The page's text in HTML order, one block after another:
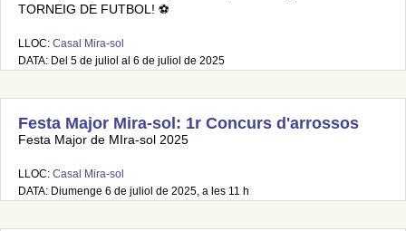
TORNEIG DE FUTBOL! ⚽
LLOC: Casal Mira-sol
DATA: Del 5 de juliol al 6 de juliol de 2025
Festa Major Mira-sol: 1r Concurs d'arrossos
Festa Major de MIra-sol 2025
LLOC: Casal Mira-sol
DATA: Diumenge 6 de juliol de 2025, a les 11 h